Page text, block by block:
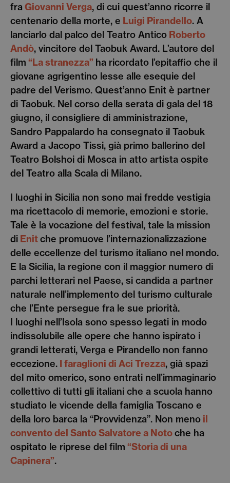
fraGiovanni Verga, di cui quest’anno ricorre il
centenario della morte, e Luigi Pirandello. A
lanciarlo dal palco del Teatro Antico Roberto
Andò, vincitore del Taobuk Award. L’autore del
film “La stranezza” ha ricordato l’epitaffio che il
giovane agrigentino lesse alle esequie del
padre del Verismo. Quest’anno Enit è partner
di Taobuk. Nel corso della serata di gala del 18
giugno, il consigliere di amministrazione,
Sandro Pappalardo ha consegnato il Taobuk
Award a Jacopo Tissi, già primo ballerino del
Teatro Bolshoi di Mosca in atto artista ospite
del Teatro alla Scala di Milano.
I luoghi in Sicilia non sono mai fredde vestigia
ma ricettacolo di memorie, emozioni e storie.
Tale è la vocazione del festival, tale la mission
di Enitche promuove l’internazionalizzazione
delle eccellenze del turismo italiano nel mondo.
E la Sicilia, la regione con il maggior numero di
parchi letterari nel Paese, si candida a partner
naturale nell’implemento del turismo culturale
che l’Ente persegue fra le sue priorità.
I luoghi nell’Isola sono spesso legati in modo
indissolubile alle opere che hanno ispirato i
grandi letterati, Verga e Pirandello non fanno
eccezione. I faraglioni di Aci Trezza, già spazi
del mito omerico, sono entrati nell’immaginario
collettivo di tutti gli italiani che a scuola hanno
studiato le vicende della famiglia Toscano e
della loro barca la “Provvidenza”. Non meno il
convento del Santo Salvatore a Notoche ha
ospitato le riprese del film “Storia di una
Capinera”.